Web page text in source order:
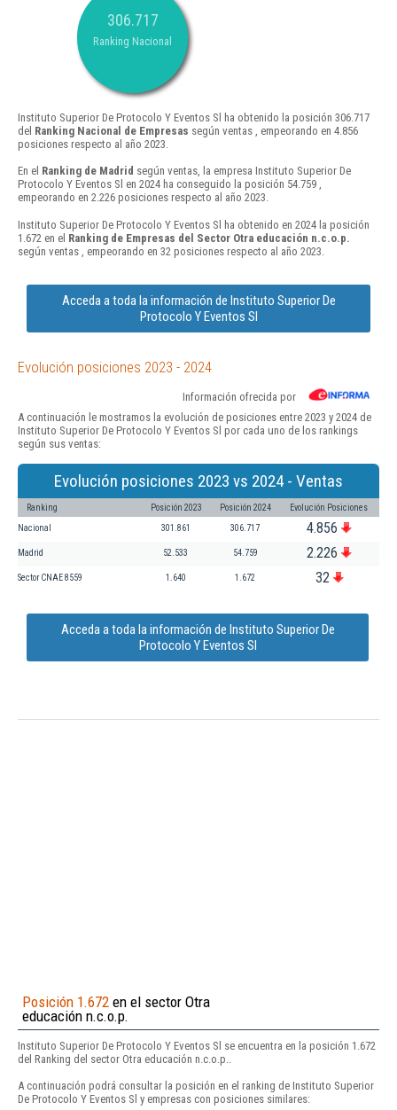
306.717
Ranking Nacional
Instituto Superior De Protocolo Y Eventos Sl ha obtenido la posición 306.717
del Ranking Nacional de Empresas según ventas , empeorando en 4.856
posiciones respecto al año 2023.
En el Ranking de Madrid según ventas, la empresa Instituto Superior De
Protocolo Y Eventos Sl en 2024 ha conseguido la posición 54.759 ,
empeorando en 2.226 posiciones respecto al año 2023.
Instituto Superior De Protocolo Y Eventos Sl ha obtenido en 2024 la posición
1.672 en el Ranking de Empresas del Sector Otra educación n.c.o.p.
según ventas , empeorando en 32 posiciones respecto al año 2023.
Acceda a toda la información de Instituto Superior De
Protocolo Y Eventos Sl
Evolución posiciones 2023 - 2024
Información ofrecida por
A continuación le mostramos la evolución de posiciones entre 2023 y 2024 de
Instituto Superior De Protocolo Y Eventos Sl por cada uno de los rankings
según sus ventas:
Evolución posiciones 2023 vs 2024 - Ventas
Ranking Posición 2023 Posición 2024 Evolución Posiciones
Nacional 301.861 306.717 4.856
Madrid 52.533 54.759 2.226
Sector CNAE 8559 1.640 1.672 32
Acceda a toda la información de Instituto Superior De
Protocolo Y Eventos Sl
Posición 1.672 en el sector Otra
educación n.c.o.p.
Instituto Superior De Protocolo Y Eventos Sl se encuentra en la posición 1.672
del Ranking del sector Otra educación n.c.o.p..
A continuación podrá consultar la posición en el ranking de Instituto Superior
De Protocolo Y Eventos Sl y empresas con posiciones similares: